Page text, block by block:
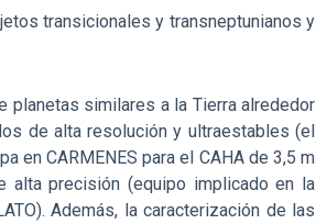
transicionales y transneptunianos y
similares a la Tierra alrededor
de alta resolución y ultraestables (el
en CARMENES para el CAHA de 3,5 m
precisión (equipo implicado en la
Además, la caracterización de las